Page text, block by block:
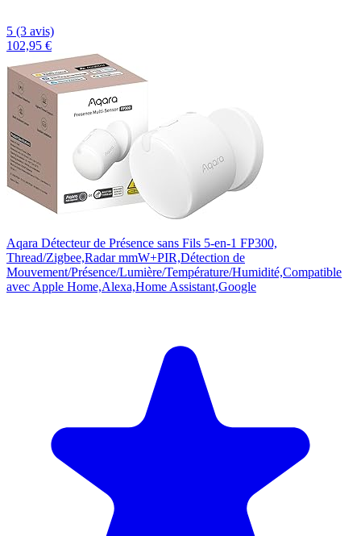
5 (3 avis)
102,95 €
Aqara Détecteur de Présence sans Fils 5-en-1 FP300,
Thread/Zigbee,Radar mmW+PIR,Détection de
Mouvement/Présence/Lumière/Température/Humidité,Compatible
avec Apple Home,Alexa,Home Assistant,Google